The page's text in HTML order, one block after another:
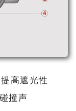
高遮光性
撞声